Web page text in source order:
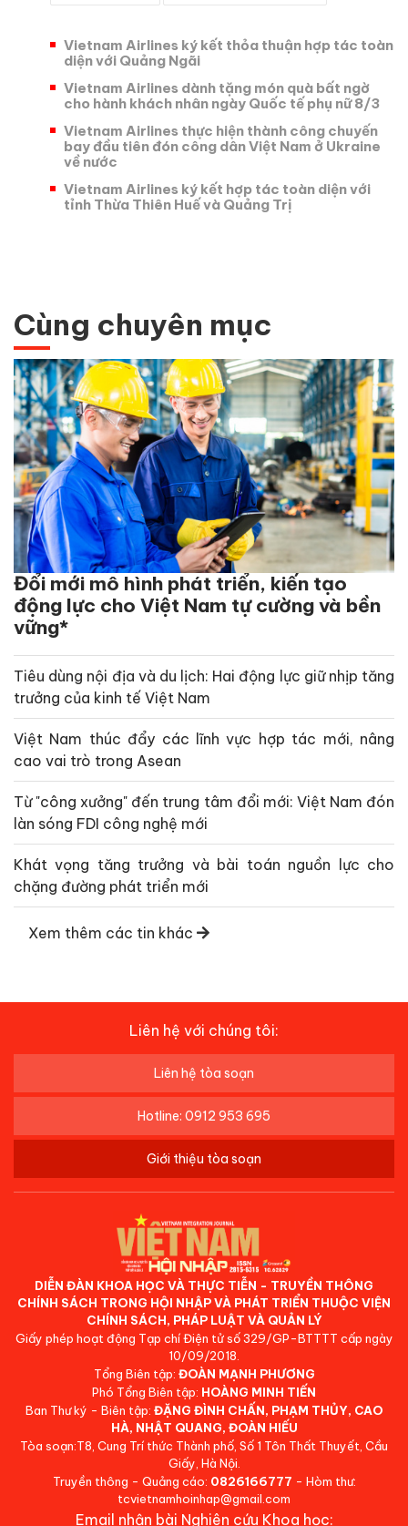
Vietnam Airlines ký kết thỏa thuận hợp tác toàn
diện với Quảng Ngãi
Vietnam Airlines dành tặng món quà bất ngờ
cho hành khách nhân ngày Quốc tế phụ nữ 8/3
Vietnam Airlines thực hiện thành công chuyến
bay đầu tiên đón công dân Việt Nam ở Ukraine
về nước
Vietnam Airlines ký kết hợp tác toàn diện với
tỉnh Thừa Thiên Huế và Quảng Trị
Cùng chuyên mục
Đổi mới mô hình phát triển, kiến tạo
động lực cho Việt Nam tự cường và bền
vững*
Tiêu dùng nội địa và du lịch: Hai động lực giữ nhịp tăng
trưởng của kinh tế Việt Nam
Việt Nam thúc đẩy các lĩnh vực hợp tác mới, nâng
cao vai trò trong Asean
Từ "công xưởng" đến trung tâm đổi mới: Việt Nam đón
làn sóng FDI công nghệ mới
Khát vọng tăng trưởng và bài toán nguồn lực cho
chặng đường phát triển mới
Xem thêm các tin khác
Liên hệ với chúng tôi:
Liên hệ tòa soạn
Hotline: 0912 953 695
Giới thiệu tòa soạn
DIỄN ĐÀN KHOA HỌC VÀ THỰC TIỄN - TRUYỀN THÔNG
CHÍNH SÁCH TRONG HỘI NHẬP VÀ PHÁT TRIỂN THUỘC VIỆN
CHÍNH SÁCH, PHÁP LUẬT VÀ QUẢN LÝ
Giấy phép hoạt động Tạp chí Điện tử số 329/GP-BTTTT cấp ngày
10/09/2018.
Tổng Biên tập: ĐOÀN MẠNH PHƯƠNG
Phó Tổng Biên tập: HOÀNG MINH TIẾN
Ban Thư ký - Biên tập: ĐẶNG ĐÌNH CHẤN, PHẠM THỦY, CAO
HÀ, NHẬT QUANG, ĐOÀN HIẾU
Tòa soạn:T8, Cung Trí thức Thành phố, Số 1 Tôn Thất Thuyết, Cầu
Giấy, Hà Nội.
Truyền thông - Quảng cáo: 0826166777 - Hòm thư:
tcvietnamhoinhap@gmail.com
Email nhận bài Nghiên cứu Khoa học: